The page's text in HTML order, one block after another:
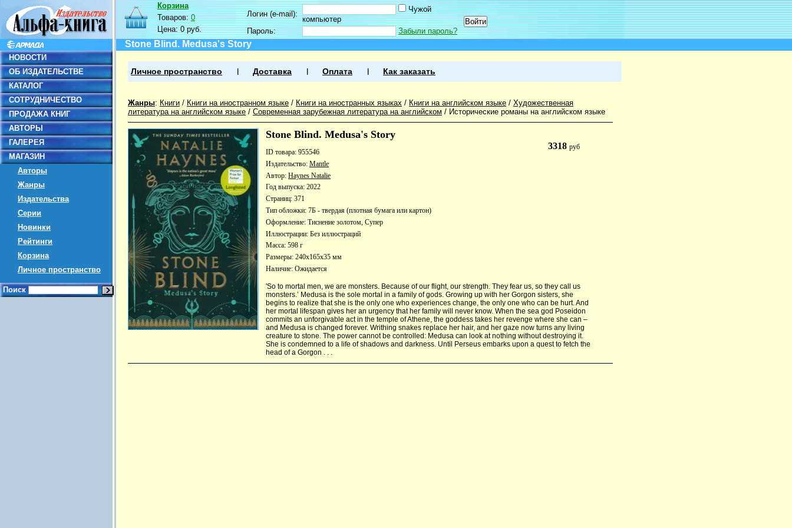
НОВОСТИ
ОБ ИЗДАТЕЛЬСТВЕ
КАТАЛОГ
СОТРУДНИЧЕСТВО
ПРОДАЖА КНИГ
АВТОРЫ
ГАЛЕРЕЯ
МАГАЗИН
Авторы
Жанры
Издательства
Серии
Новинки
Рейтинги
Корзина
Личное пространство
Поиск
Корзина
Товаров:0
Цена:0 руб.
Логин (e-mail):
Чужой
компьютер
Пароль:
Забыли пароль?
Stone Blind. Medusa's Story
Личное пространство Доставка Оплата Как заказать
Жанры: Книги / Книги на иностранном языке / Книги на иностранных языках / Книги на английском языке / Художественная
литература на английском языке / Современная зарубежная литература на английском / Исторические романы на английском языке
Stone Blind. Medusa's Story
3318руб
ID товара: 955546
Издательство: Mantle
Автор: Haynes Natalie
Год выпуска: 2022
Страниц: 371
Тип обложки: 7Б - твердая (плотная бумага или картон)
Оформление: Тиснение золотом, Супер
Иллюстрации: Без иллюстраций
Масса: 598 г
Размеры: 240x165x35 мм
Наличие: Ожидается
'So to mortal men, we are monsters. Because of our flight, our strength. They fear us, so they call us
monsters.’ Medusa is the sole mortal in a family of gods. Growing up with her Gorgon sisters, she
begins to realize that she is the only one who experiences change, the only one who can be hurt. And
her mortal lifespan gives her an urgency that her family will never know. When the sea god Poseidon
commits an unforgivable act in the temple of Athene, the goddess takes her revenge where she can –
and Medusa is changed forever. Writhing snakes replace her hair, and her gaze now turns any living
creature to stone. The power cannot be controlled: Medusa can look at nothing without destroying it.
She is condemned to a life of shadows and darkness. Until Perseus embarks upon a quest to fetch the
head of a Gorgon . . .